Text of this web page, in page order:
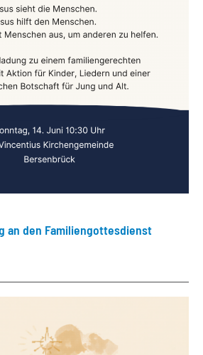
an den Familiengottesdienst